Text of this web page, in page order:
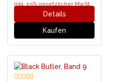
inkl. 19% gesetzlicher MwSt.
Details
Kaufen